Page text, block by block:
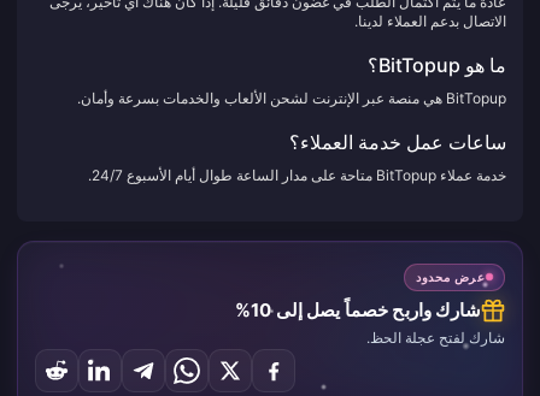
الاتصال بدعم العملاء لدينا.
ما هو BitTopup؟
BitTopup هي منصة عبر الإنترنت لشحن الألعاب والخدمات بسرعة وأمان.
ساعات عمل خدمة العملاء؟
خدمة عملاء BitTopup متاحة على مدار الساعة طوال أيام الأسبوع 24/7.
عرض محدود
شارك واربح خصماً يصل إلى 10%
شارك لفتح عجلة الحظ.